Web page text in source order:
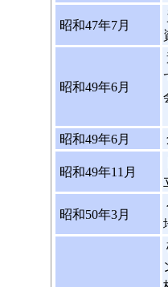
昭和47年7月
昭和49年6月
昭和49年6月
昭和49年11月
昭和50年3月